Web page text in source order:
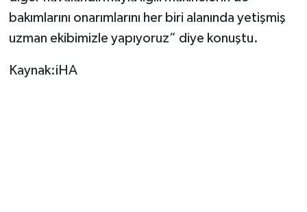
bakımlarını onarımlarını her biri alanında yetişmiş
uzman ekibimizle yapıyoruz” diye konuştu.
Kaynak:iHA